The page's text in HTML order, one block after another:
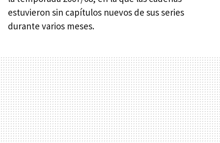
estuvieron sin capítulos nuevos de sus series
durante varios meses.